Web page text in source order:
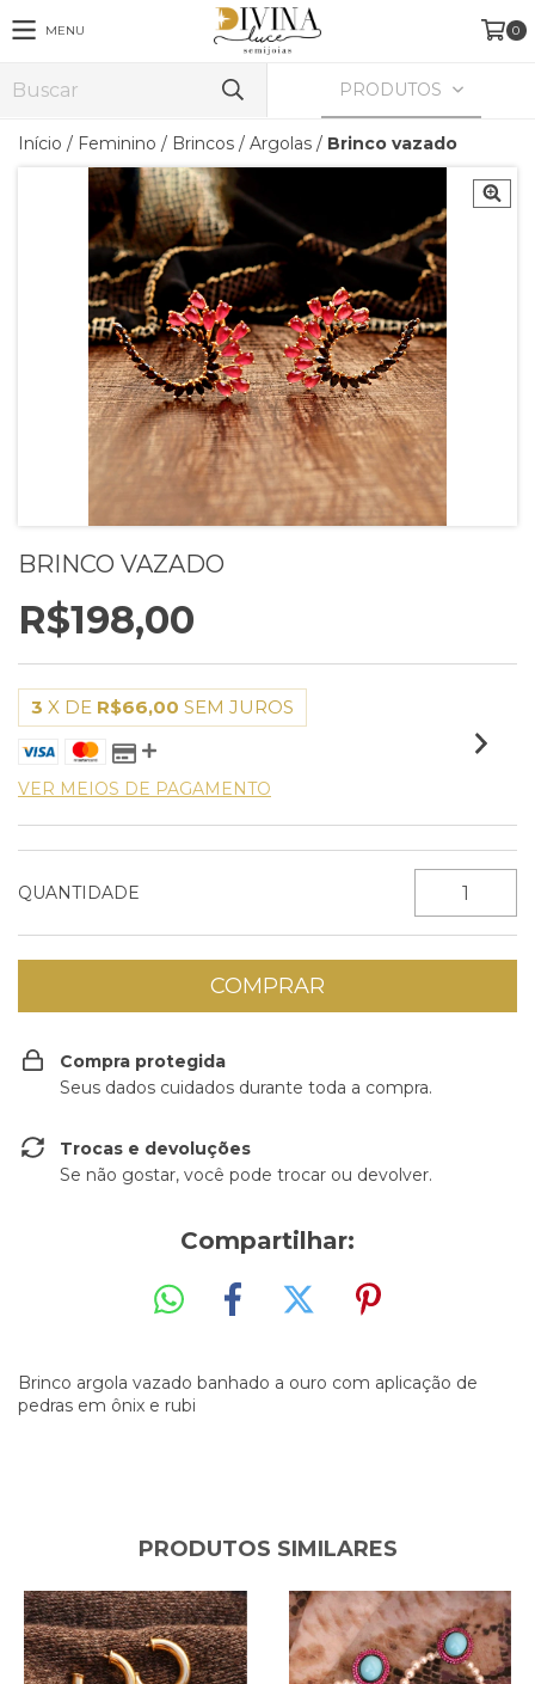
MENU 0
PRODUTOS
Início / Feminino / Brincos / Argolas / Brinco vazado
BRINCO VAZADO
R$198,00
3 X DE R$66,00 SEM JUROS
VER MEIOS DE PAGAMENTO
QUANTIDADE
Compra protegida
Seus dados cuidados durante toda a compra.
Trocas e devoluções
Se não gostar, você pode trocar ou devolver.
Compartilhar:
Brinco argola vazado banhado a ouro com aplicação de
pedras em ônix e rubi
PRODUTOS SIMILARES